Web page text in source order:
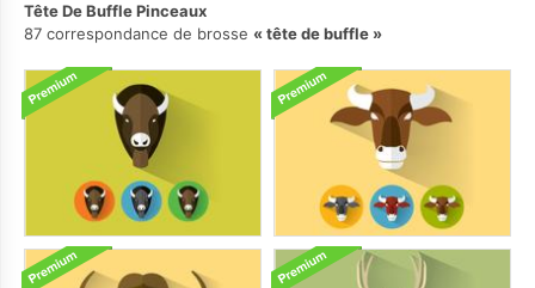
Tête De Buffle Pinceaux
87 correspondance de brosse
tête de buffle